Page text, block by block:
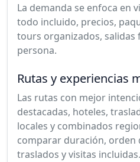
La demanda se enfoca en
todo incluido, precios,
tours organizados, salidas
persona.
Rutas y experiencias
Las rutas con mejor
destacadas, hoteles,
locales y combinados
comparar duración, orden
traslados y visitas incluidas.